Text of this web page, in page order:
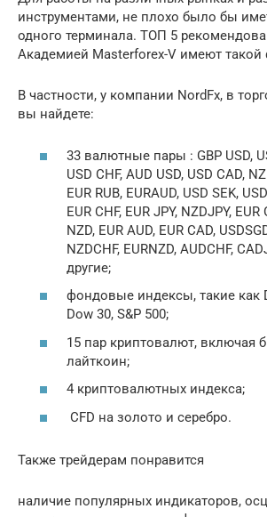
инструментами, не плохо было бы
одного терминала. ТОП 5
Академией Masterforex-V имеют такой
В частности, у компании NordFx, в
вы найдете:
33 валютные пары : GBP USD,
USD CHF, AUD USD, USD CAD,
EUR RUB, EURAUD, USD SEK,
EUR CHF, EUR JPY, NZDJPY, EUR
NZD, EUR AUD, EUR CAD,
NZDCHF, EURNZD, AUDCHF,
другие;
фондовые индексы, такие как
Dow 30, S&P 500;
15 пар криптовалют, включая
лайткоин;
4 криптовалютных индекса;
CFD на золото и серебро.
Также трейдерам понравится
наличие популярных индикаторов,